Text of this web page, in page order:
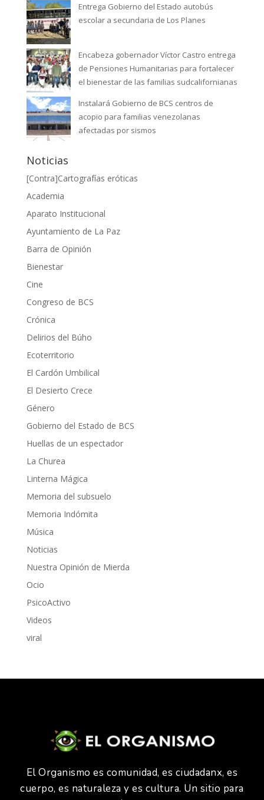
Entrega Gobierno del Estado autobús
escolar a secundaria de Los Planes
Encabeza gobernador Víctor Castro entrega
de Pensiones Humanitarias para fortalecer
el bienestar de las familias sudcalifornianas
Instalará Gobierno de BCS centros de
acopio para familias venezolanas
afectadas por sismos
Noticias
[Contra]Cartografías eróticas
Academia
Aparato Institucional
Ayuntamiento de La Paz
Barra de Opinión
Bienestar
Cine
Congreso de BCS
Crónica
Delirios del Búho
Ecoterritorio
El Cardón Umbilical
El Desierto Crece
Género
Gobierno del Estado de BCS
Huellas de un espectador
La Churea
Linterna Mágica
Memoria del subsuelo
Memoria Indómita
Música
Noticias
Nuestra Opinión de Mierda
Ocio
PsicoActivo
Videos
viral
El Organismo es comunidad, es ciudadanx, es
cuerpo, es naturaleza y es cultura. Un sitio para